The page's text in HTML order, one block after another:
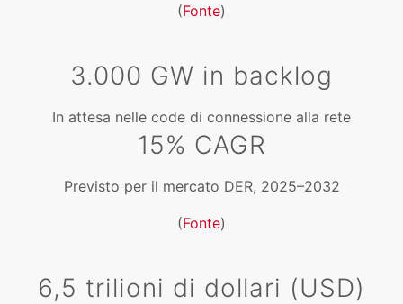
(Fonte)
3.000 GW in backlog
In attesa nelle code di connessione alla rete
15% CAGR
Previsto per il mercato DER, 2025–2032
(Fonte)
6,5 trilioni di dollari (USD)